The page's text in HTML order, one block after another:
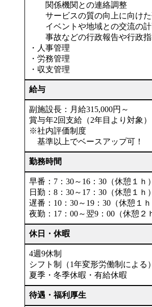
関係機関との連絡調整
サービスの質の向上に向けた
イベントや地域との交流の
事故などの行政報告や行政指
・人事管理
・労務管理
・収支管理
給与
副施設長：月給315,000円～
賞与年2回支給（2年目より対象）
※社内評価制度
基準以上でベースアップ可！
勤務時間
早番：7：30～16：30（休憩１ｈ）
日勤：8：30～17：30（休憩１ｈ）
遅番：10：30～19：30（休憩１ｈ
夜勤：17：00～翌9：00（休憩２
休日・休暇
4週9休制
シフト制（1年変形労働制による）
夏季・冬季休暇・有給休暇
待遇・福利厚生